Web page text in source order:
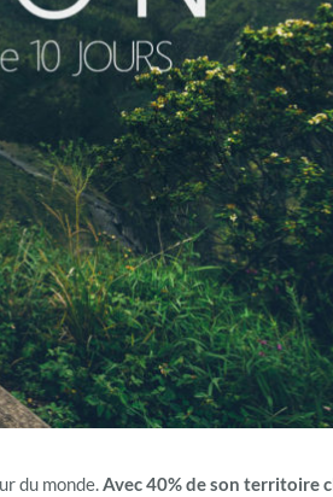
du monde.Avec 40% de son territoire